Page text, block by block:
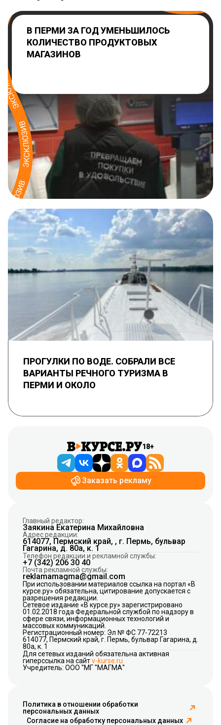
В ПЕРМИ ЗА ГОД УМЕНЬШИЛОСЬ
КОЛИЧЕСТВО ПРОДУКТОВЫХ
МАГАЗИНОВ
ПРОГУЛКИ ПО ВОДЕ. СОБРАЛИ ВСЕ
ВАРИАНТЫ РЕЧНОГО ТУРИЗМА В
ПЕРМИ И ОКОЛО
18+
Заказать рекламу
Главный редактор:
Заякина Екатерина Михайловна
Адрес редакции:
614077, Пермский край, , г. Пермь, бульвар
Гагарина, д. 80а, к. 1
Телефон редакции и рекламной службы:
+7 (342) 206 30 40
Почта рекламной службы:
reklamamagma@gmail.com
При использовании материалов ссылка на портал «В
курсе.ру» обязательна, цитирование допускается с
разрешения редакции.
Сетевое издание «В курсе.ру» зарегистрировано
01.02.2018 года Федеральной службой по надзору в
сфере связи, информационных технологий и
массовых коммуникаций.
Регистрационный номер: Эл № ФС 77-72213
614077, Пермский край, г. Пермь, бульвар Гагарина, д.
80а, к. 1
Для сетевых изданий обязательна активная
гиперссылка на сайтv-kurse.ru
Учредитель: ООО "МГ "МАГМА"
Политика в отношении обработки
персональных данных
Согласие на обработку персональных данных